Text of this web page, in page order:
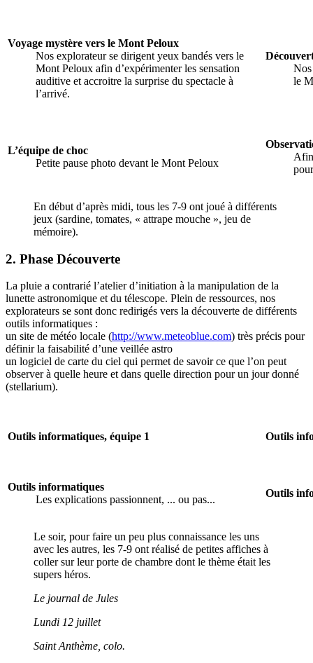
Voyage mystère vers le Mont Peloux
Nos explorateur se dirigent yeux bandés vers le
Mont Peloux afin d’expérimenter les sensation
auditive et accroitre la surprise du spectacle à
l’arrivé.
le
L’équipe de choc
Petite pause photo devant le Mont Peloux
En début d’après midi, tous les 7-9 ont joué à différents
jeux (sardine, tomates, « attrape mouche », jeu de
mémoire).
2. Phase Découverte
La pluie a contrarié l’atelier d’initiation à la manipulation de la
lunette astronomique et du télescope. Plein de ressources, nos
explorateurs se sont donc redirigés vers la découverte de différents
outils informatiques :
un site de météo locale (http://www.meteoblue.com) très précis pour
définir la faisabilité d’une veillée astro
un logiciel de carte du ciel qui permet de savoir ce que l’on peut
observer à quelle heure et dans quelle direction pour un jour donné
(stellarium).
Outils informatiques, équipe 1 Outils
Outils informatiques
Les explications passionnent, ... ou pas...
Outils
Le soir, pour faire un peu plus connaissance les uns
avec les autres, les 7-9 ont réalisé de petites affiches à
coller sur leur porte de chambre dont le thème était les
supers héros.
Le journal de Jules
Lundi 12 juillet
Saint Anthème, colo.